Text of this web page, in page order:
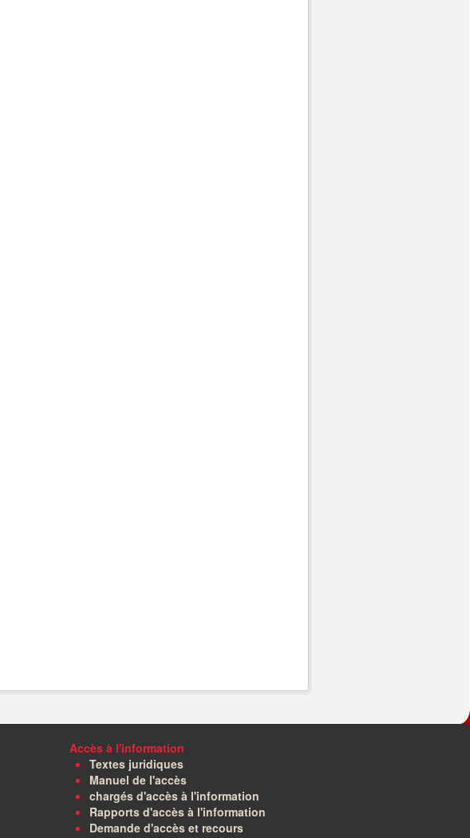
Accès à l'information
Textes juridiques
Manuel de l'accès
chargés d'accès à l'information
Rapports d'accès à l'information
Demande d'accès et recours